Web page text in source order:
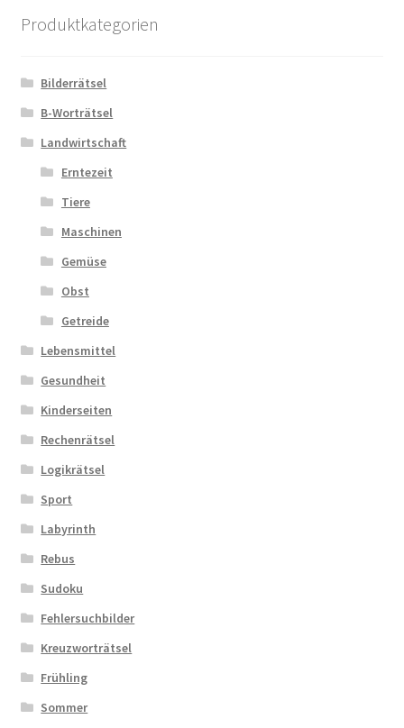
Produktkategorien
Bilderrätsel
B-Worträtsel
Landwirtschaft
Erntezeit
Tiere
Maschinen
Gemüse
Obst
Getreide
Lebensmittel
Gesundheit
Kinderseiten
Rechenrätsel
Logikrätsel
Sport
Labyrinth
Rebus
Sudoku
Fehlersuchbilder
Kreuzworträtsel
Frühling
Sommer